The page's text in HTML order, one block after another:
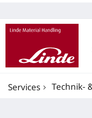
Services Technik-